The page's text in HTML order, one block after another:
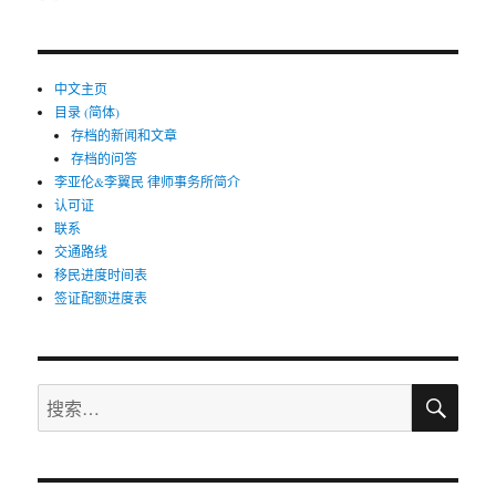
中文主页
目录 (简体)
存档的新闻和文章
存档的问答
李亚伦&李翼民 律师事务所简介
认可证
联系
交通路线
移民进度时间表
签证配额进度表
索：
搜